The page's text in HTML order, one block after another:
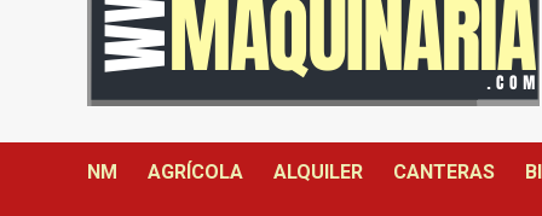
NM AGRÍCOLA ALQUILER CANTERAS